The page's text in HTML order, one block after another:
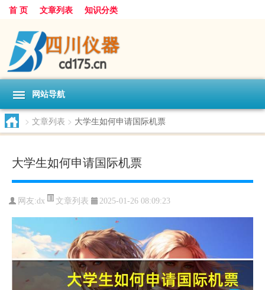
首 页 文章列表 知识分类
网站导航
> 文章列表 > 大学生如何申请国际机票
大学生如何申请国际机票
网友:dx 文章列表 2025-01-26 08:09:23